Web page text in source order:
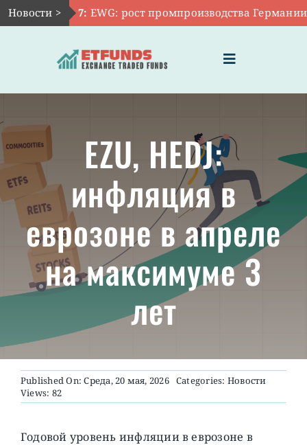
Skip
to
Новости >
Авг 7:EWG: рост промпроизводства Германии
Toggle
Navigation
ЧТО ТАКОЕ ETF
ИНВЕСТИЦИИ В ETF
ТЕМАТИЧЕСКИЕ ETF
АКТУАЛЬНЫЕ
О ПРОЕКТЕ
EZU, HEDJ:
инфляция в
еврозоне в апреле
на максимуме 3
лет
Published On: Среда, 20 мая, 2026 Categories: Новости
Views: 82
Годовой уровень инфляции в еврозоне в